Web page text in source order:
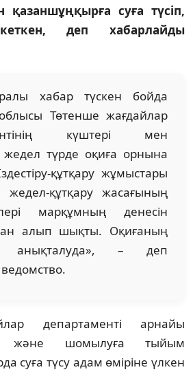
қазаншұңқырға суға түсіп,
деп хабарлайды
хабар түскен бойда
Төтенше жағдайлар
күштері мен
жедел түрде оқиға орнына
құтқару жұмыстары
жедел-құтқару жасағының
марқұмның денесін
алып шықты. Оқиғаның
анықталуда», – деп
департаменті арнайы
және шомылуға тыйым
суға түсу адам өміріне үлкен